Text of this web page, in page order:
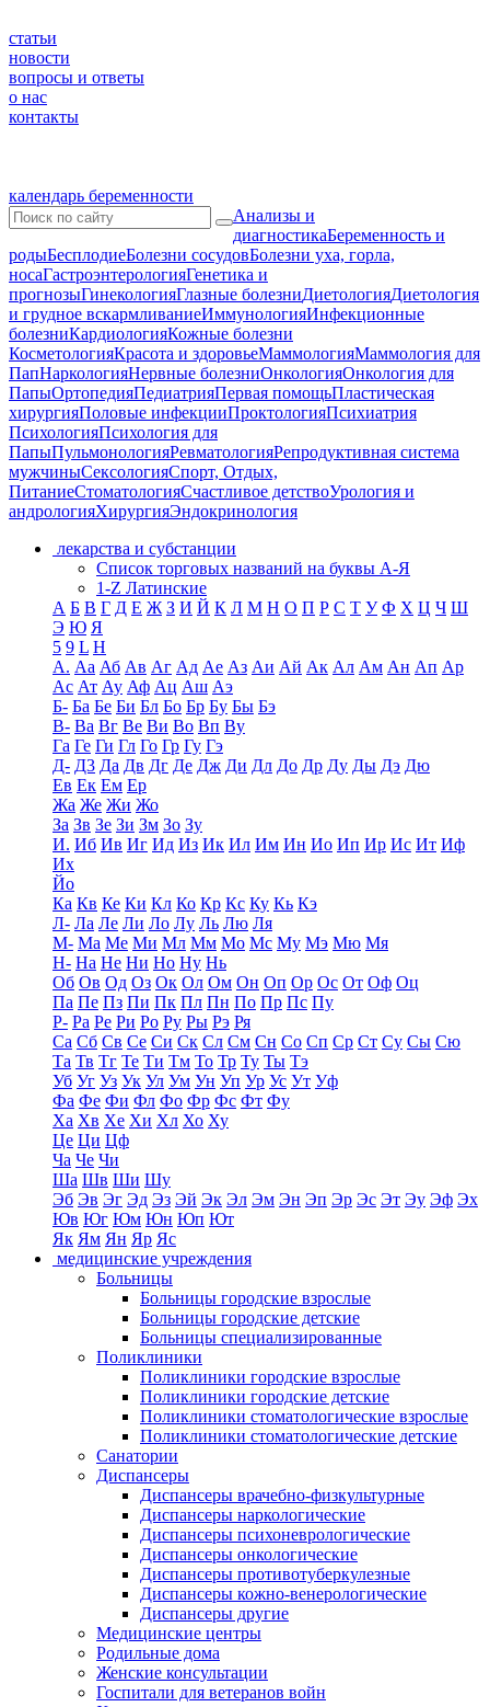
статьи
новости
вопросы и ответы
о нас
контакты
календарь беременности
Анализы и
диагностикаБеременность и
родыБесплодиеБолезни сосудовБолезни уха, горла,
носаГастроэнтерологияГенетика и
прогнозыГинекологияГлазные болезниДиетологияДиетология
и грудное вскармливаниеИммунологияИнфекционные
болезниКардиологияКожные болезни
КосметологияКрасота и здоровьеМаммологияМаммология для
ПапНаркологияНервные болезниОнкологияОнкология для
ПапыОртопедияПедиатрияПервая помощьПластическая
хирургияПоловые инфекцииПроктологияПсихиатрия
ПсихологияПсихология для
ПапыПульмонологияРевматологияРепродуктивная система
мужчиныСексологияСпорт, Отдых,
ПитаниеСтоматологияСчастливое детствоУрология и
андрологияХирургияЭндокринология
лекарства и субстанции
Список торговых названий на буквы А-Я
1-Z Латинские
А Б В Г Д Е Ж З И Й К Л М Н О П Р С Т У Ф Х Ц Ч Ш
Э Ю Я
5 9 L H
А. Аа Аб Ав Аг Ад Ае Аз Аи Ай Ак Ал Ам Ан Ап Ар
Ас Ат Ау Аф Ац Аш Аэ
Б- Ба Бе Би Бл Бо Бр Бу Бы Бэ
В- Ва Вг Ве Ви Во Вп Ву
Га Ге Ги Гл Го Гр Гу Гэ
Д- Д3 Да Дв Дг Де Дж Ди Дл До Др Ду Ды Дэ Дю
Ев Ек Ем Ер
Жа Же Жи Жо
За Зв Зе Зи Зм Зо Зу
И. Иб Ив Иг Ид Из Ик Ил Им Ин Ио Ип Ир Ис Ит Иф
Их
Йо
Ка Кв Ке Ки Кл Ко Кр Кс Ку Кь Кэ
Л- Ла Ле Ли Ло Лу Ль Лю Ля
М- Ма Ме Ми Мл Мм Мо Мс Му Мэ Мю Мя
Н- На Не Ни Но Ну Нь
Об Ов Од Оз Ок Ол Ом Он Оп Ор Ос От Оф Оц
Па Пе Пз Пи Пк Пл Пн По Пр Пс Пу
Р- Ра Ре Ри Ро Ру Ры Рэ Ря
Са Сб Св Се Си Ск Сл См Сн Со Сп Ср Ст Су Сы Сю
Та Тв Тг Те Ти Тм То Тр Ту Ты Тэ
Уб Уг Уз Ук Ул Ум Ун Уп Ур Ус Ут Уф
Фа Фе Фи Фл Фо Фр Фс Фт Фу
Ха Хв Хе Хи Хл Хо Ху
Це Ци Цф
Ча Че Чи
Ша Шв Ши Шу
Эб Эв Эг Эд Эз Эй Эк Эл Эм Эн Эп Эр Эс Эт Эу Эф Эх
Юв Юг Юм Юн Юп Ют
Як Ям Ян Яр Яс
медицинские учреждения
Больницы
Больницы городские взрослые
Больницы городские детские
Больницы специализированные
Поликлиники
Поликлиники городские взрослые
Поликлиники городские детские
Поликлиники стоматологические взрослые
Поликлиники стоматологические детские
Санатории
Диспансеры
Диспансеры врачебно-физкультурные
Диспансеры наркологические
Диспансеры психоневрологические
Диспансеры онкологические
Диспансеры противотуберкулезные
Диспансеры кожно-венерологические
Диспансеры другие
Медицинские центры
Родильные дома
Женские консультации
Госпитали для ветеранов войн